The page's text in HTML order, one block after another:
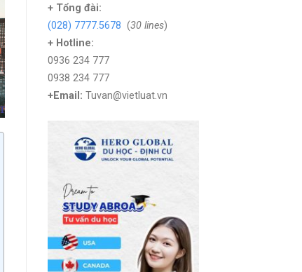
+ Tổng đài:
(028) 7777.5678 (30 lines)
+ Hotline:
0936 234 777
0938 234 777
+Email: Tuvan@vietluat.vn